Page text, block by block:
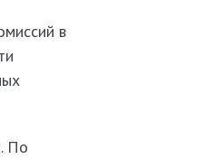
в
По